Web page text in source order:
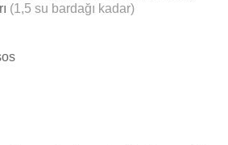
(1,5 su bardağı kadar)